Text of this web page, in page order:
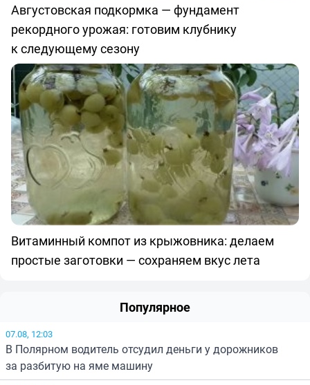
Августовская подкормка — фундамент
рекордного урожая: готовим клубнику
к следующему сезону
Витаминный компот из крыжовника: делаем
простые заготовки — сохраняем вкус лета
Популярное
07.08, 12:03
В Полярном водитель отсудил деньги у дорожников
за разбитую на яме машину